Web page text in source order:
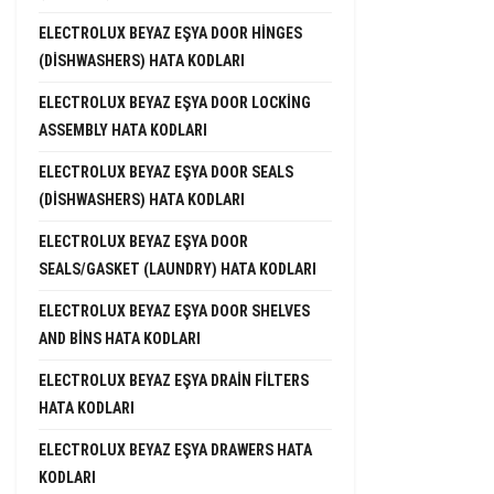
ELECTROLUX BEYAZ EŞYA DOOR HINGES
(DISHWASHERS) HATA KODLARI
ELECTROLUX BEYAZ EŞYA DOOR LOCKING
ASSEMBLY HATA KODLARI
ELECTROLUX BEYAZ EŞYA DOOR SEALS
(DISHWASHERS) HATA KODLARI
ELECTROLUX BEYAZ EŞYA DOOR
SEALS/GASKET (LAUNDRY) HATA KODLARI
ELECTROLUX BEYAZ EŞYA DOOR SHELVES
AND BINS HATA KODLARI
ELECTROLUX BEYAZ EŞYA DRAIN FILTERS
HATA KODLARI
ELECTROLUX BEYAZ EŞYA DRAWERS HATA
KODLARI